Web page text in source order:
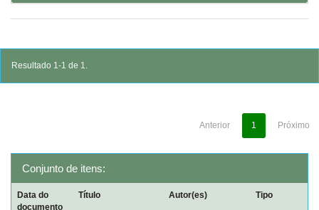
Resultado 1-1 de 1.
Anterior 1 Próximo
Conjunto de itens:
Data do
documento
Título Autor(es) Tipo